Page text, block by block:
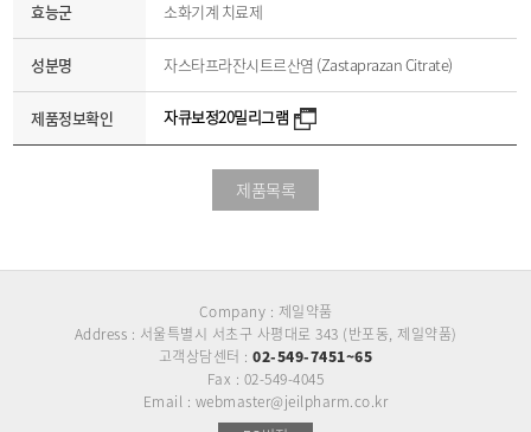
효능군 소화기계 치료제
성분명 자스타프라잔시트르산염 (Zastaprazan Citrate)
제품정보확인 자큐보정20밀리그램
제품목록
Company : 제일약품
Address : 서울특별시 서초구 사평대로 343 (반포동, 제일약품)
고객상담센터 :02-549-7451~65
Fax : 02-549-4045
Email : webmaster@jeilpharm.co.kr